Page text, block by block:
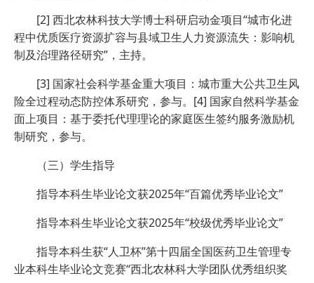
[2] 西北农林科技大学博士科研启动金项目“城市化进
程中优质医疗资源扩容与县域卫生人力资源流失：影响机
制及治理路径研究”，主持。
[3] 国家社会科学基金重大项目：城市重大公共卫生风
险全过程动态防控体系研究，参与。[4] 国家自然科学基金
面上项目：基于委托代理理论的家庭医生签约服务激励机
制研究，参与。
（三）学生指导
指导本科生毕业论文获2025年“百篇优秀毕业论文”
指导本科生毕业论文获2025年“校级优秀毕业论文”
指导本科生获“人卫杯”第十四届全国医药卫生管理专
业本科生毕业论文竞赛“西北农林科大学团队优秀组织奖